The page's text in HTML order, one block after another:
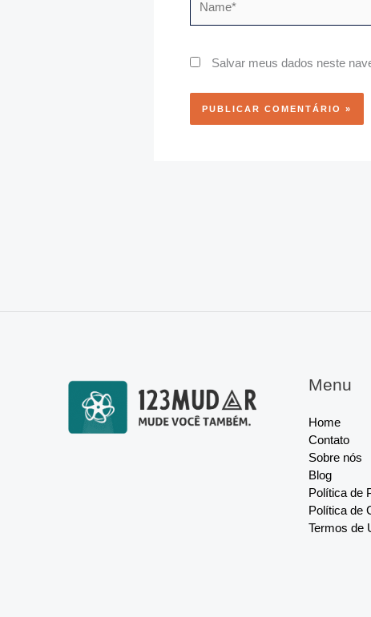
Salvar meus dados neste
Menu
Home
Contato
Sobre nós
Blog
Política de
Política de
Termos de